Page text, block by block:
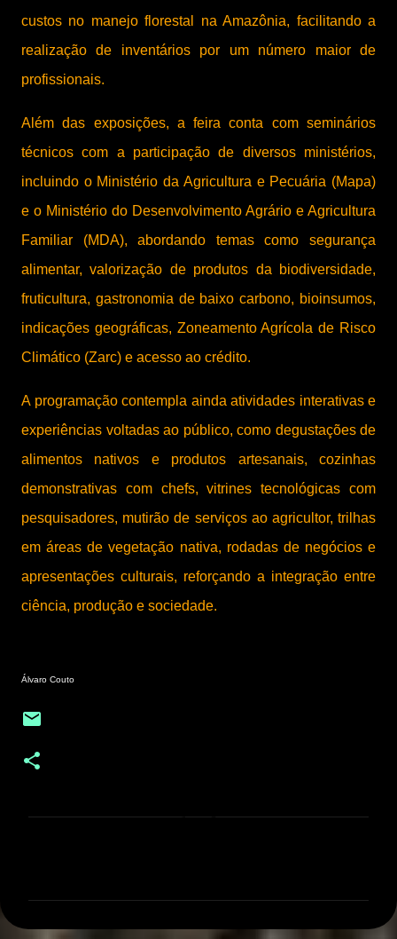
custos no manejo florestal na Amazônia, facilitando a
realização de inventários por um número maior de
profissionais.
Além das exposições, a feira conta com seminários
técnicos com a participação de diversos ministérios,
incluindo o Ministério da Agricultura e Pecuária (Mapa)
e o Ministério do Desenvolvimento Agrário e Agricultura
Familiar (MDA), abordando temas como segurança
alimentar, valorização de produtos da biodiversidade,
fruticultura, gastronomia de baixo carbono, bioinsumos,
indicações geográficas, Zoneamento Agrícola de Risco
Climático (Zarc) e acesso ao crédito.
A programação contempla ainda atividades interativas e
experiências voltadas ao público, como degustações de
alimentos nativos e produtos artesanais, cozinhas
demonstrativas com chefs, vitrines tecnológicas com
pesquisadores, mutirão de serviços ao agricultor, trilhas
em áreas de vegetação nativa, rodadas de negócios e
apresentações culturais, reforçando a integração entre
ciência, produção e sociedade.
Álvaro Couto